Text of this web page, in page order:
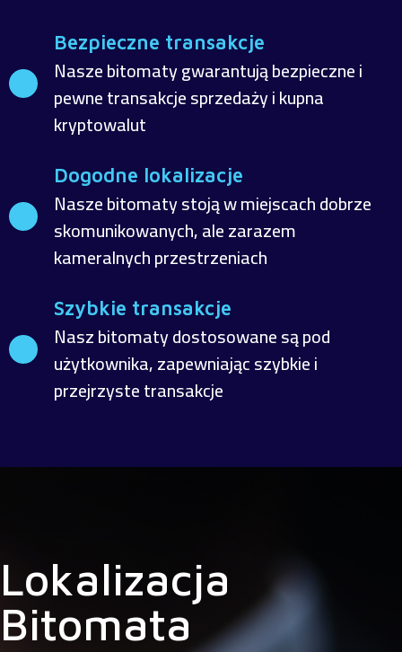
Bezpieczne transakcje
Nasze bitomaty gwarantują bezpieczne i
pewne transakcje sprzedaży i kupna
kryptowalut
Dogodne lokalizacje
Nasze bitomaty stoją w miejscach dobrze
skomunikowanych, ale zarazem
kameralnych przestrzeniach
Szybkie transakcje
Nasz bitomaty dostosowane są pod
użytkownika, zapewniając szybkie i
przejrzyste transakcje
Lokalizacja
Bitomata